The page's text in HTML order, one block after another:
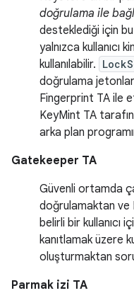
doğrulama ile
desteklediği için
yalnızca kullanıcı
kullanılabilir.
doğrulama
Fingerprint TA ile
KeyMint TA
arka plan
Gatekeeper TA
Güvenli ortamda
doğrulamaktan ve
belirli bir kullanıcı
kanıtlamak üzere
oluşturmaktan
Parmak izi TA